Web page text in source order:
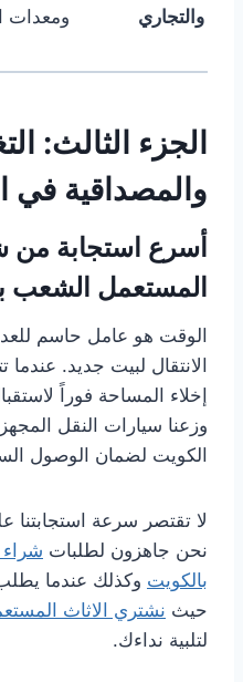
والتجاري
ومعدات
الجزء الثالث:
والمصداقية في
أسرع استجابة من
المستعمل الشعب
الوقت هو عامل حاسم
الانتقال لبيت جديد. عندما
إخلاء المساحة فوراً
وزعنا سيارات النقل
الكويت لضمان الوصول
لا تقتصر سرعة
نحن جاهزون لطلبات
بالكويت وكذلك عندما
حيث نشتري الاثاث
لتلبية نداءك.